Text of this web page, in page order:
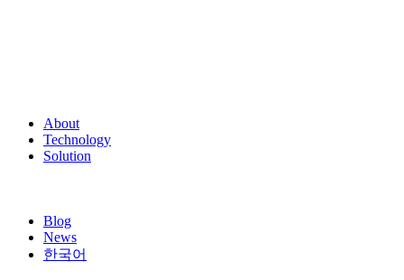
About
Technology
Solution
Blog
News
한국어